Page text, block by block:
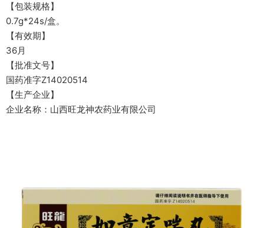
【包装规格】
0.7g*24s/盒。
【有效期】
36月
【批准文号】
国药准字Z14020514
【生产企业】
企业名称：山西旺龙神农药业有限公司